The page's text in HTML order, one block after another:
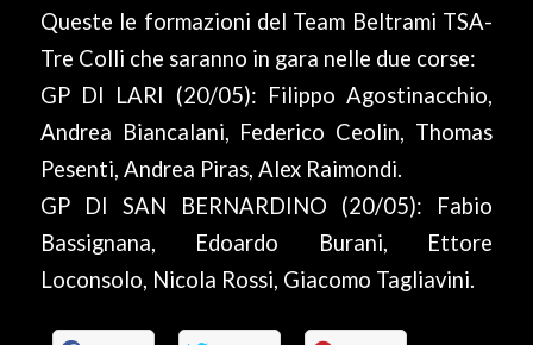
Queste le formazioni del Team Beltrami TSA-
Tre Colli che saranno in gara nelle due corse:
GP DI LARI (20/05): Filippo Agostinacchio,
Andrea Biancalani, Federico Ceolin, Thomas
Pesenti, Andrea Piras, Alex Raimondi.
GP DI SAN BERNARDINO (20/05): Fabio
Bassignana, Edoardo Burani, Ettore
Loconsolo, Nicola Rossi, Giacomo Tagliavini.